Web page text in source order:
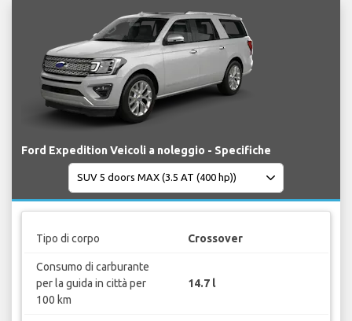
Ford Expedition Veicoli a noleggio - Specifiche
Tipo di corpo Crossover
Consumo di carburante
per la guida in città per
100 km
14.7 l